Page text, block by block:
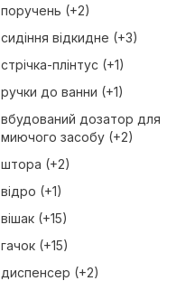
поручень (+2)
сидіння відкидне (+3)
стрічка-плінтус (+1)
ручки до ванни (+1)
вбудований дозатор для
миючого засобу (+2)
штора (+2)
відро (+1)
вішак (+15)
гачок (+15)
диспенсер (+2)